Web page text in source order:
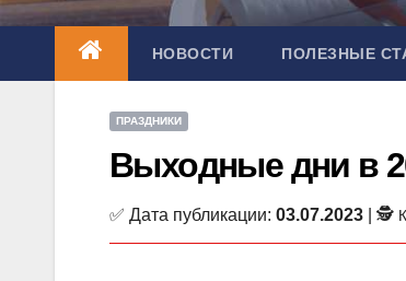
НОВОСТИ ПОЛЕЗНЫЕ
ПРАЗДНИКИ
Выходные дни в
✅ Дата публикации: 03.07.2023 | 🕵